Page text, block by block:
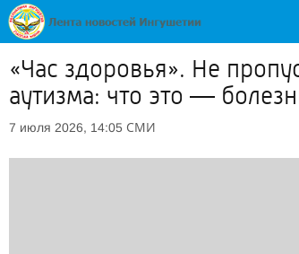
«Час здоровья». Не
аутизма: что это —
7 июля 2026, 14:05 СМИ